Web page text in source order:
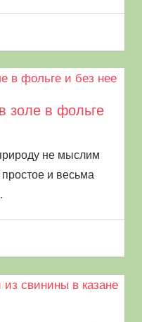
золе в фольге
не мыслим
и весьма